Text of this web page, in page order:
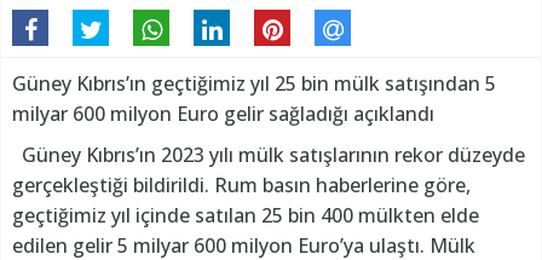
Güney Kıbrıs’ın geçtiğimiz yıl 25 bin mülk satışından 5
milyar 600 milyon Euro gelir sağladığı açıklandı
Güney Kıbrıs’ın 2023 yılı mülk satışlarının rekor düzeyde
gerçekleştiği bildirildi. Rum basın haberlerine göre,
geçtiğimiz yıl içinde satılan 25 bin 400 mülkten elde
edilen gelir 5 milyar 600 milyon Euro’ya ulaştı. Mülk